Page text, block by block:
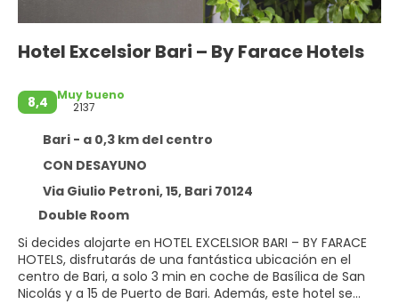
Hotel Excelsior Bari – By Farace Hotels
8,4
Muy bueno
2137
Bari - a 0,3 km del centro
CON DESAYUNO
Via Giulio Petroni, 15, Bari 70124
Double Room
Si decides alojarte en HOTEL EXCELSIOR BARI – BY FARACE
HOTELS, disfrutarás de una fantástica ubicación en el
centro de Bari, a solo 3 min en coche de Basílica de San
Nicolás y a 15 de Puerto de Bari. Además, este hotel se